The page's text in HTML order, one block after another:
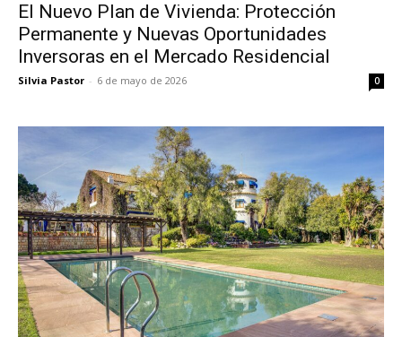
El Nuevo Plan de Vivienda: Protección
Permanente y Nuevas Oportunidades
Inversoras en el Mercado Residencial
Silvia Pastor - 6 de mayo de 2026 0